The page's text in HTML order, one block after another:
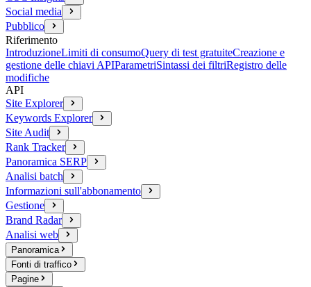
Social media
Pubblico
Riferimento
IntroduzioneLimiti di consumoQuery di test gratuiteCreazione e
gestione delle chiavi APIParametriSintassi dei filtriRegistro delle
modifiche
API
Site Explorer
Keywords Explorer
Site Audit
Rank Tracker
Panoramica SERP
Analisi batch
Informazioni sull'abbonamento
Gestione
Brand Radar
Analisi web
Panoramica
Fonti di traffico
Pagine